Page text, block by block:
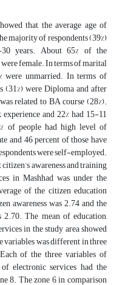
that the average age of
majority of respondents (39%)
years. About 65% of the
female. In terms of marital
were unmarried. In terms of
(31%) were Diploma and after
related to BA course (28%).
and 22% had 15-11
of people had high level of
and 46 percent of those have
were self-employed.
awareness and training
in Mashhad was under the
of the citizen education
awareness was 2.74 and the
The mean of education,
in the study area showed
variables was different in three
of the three variables of
electronic services had the
8. The zone 6 in comparison